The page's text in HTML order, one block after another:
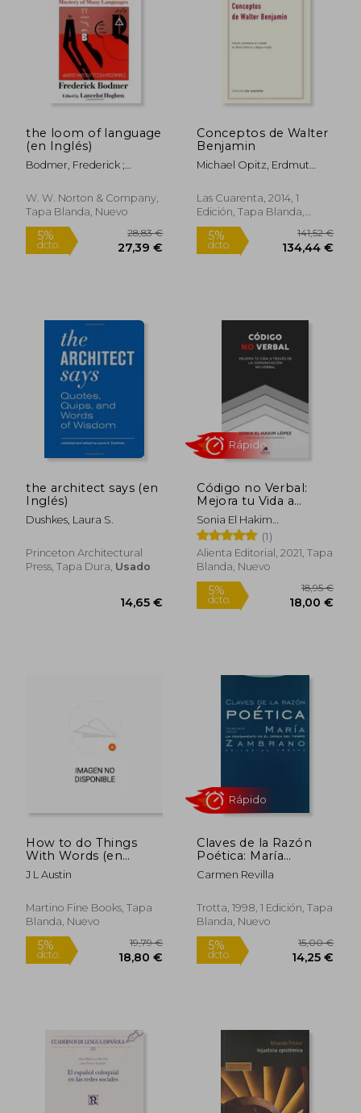
dcto. 9,50 €
Rápido
dcto.
the loom of language
(en Inglés)
Bodmer, Frederick ;
W. W. Norton & Company,
Tapa Blanda, Nuevo
27,39 €
Conceptos de Walter
Benjamin
Michael Opitz, Erdmut
Las Cuarenta, 2014, 1
Edición, Tapa Blanda,
Nuevo
5%
dcto.
the architect says (en
Inglés)
Dushkes, Laura S.
Princeton Architectural
Press, Tapa Dura, Usado
Código no Verbal:
Mejora tu Vida a
Través de la
Comunicación no
Verbal (Sin Colección)
Sonia El Hakim
L&Oacute;Pez
(1)
Alienta Editorial, 2021, Tapa
Blanda, Nuevo
Rápido
How to do Things
With Words (en
Inglés)
J L Austin
Martino Fine Books, Tapa
Blanda, Nuevo
Claves de la Razón
Poética: María
Zambrano: Un
Pensamiento en el
(Estructuras y
Procesos. Filosofía)
Carmen Revilla
Trotta, 1998, 1 Edición, Tapa
Blanda, Nuevo